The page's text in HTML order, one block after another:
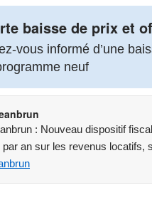
DES FRAIS DE NOTAIRE
ENERGETIQUES.
les risques auxquels ce bien
baisse de prix et
vous informé d’une
neuf
: Nouveau dispositif
an sur les revenus locatifs,